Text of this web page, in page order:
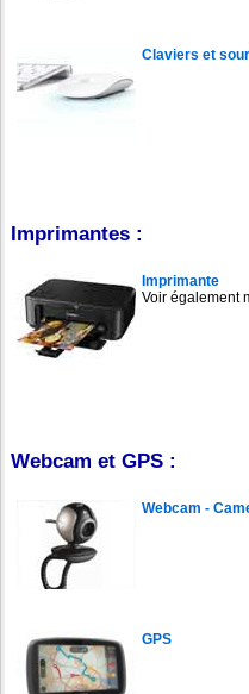
Claviers et
Imprimantes :
Imprimante
Voir également
Webcam et GPS :
Webcam -
GPS